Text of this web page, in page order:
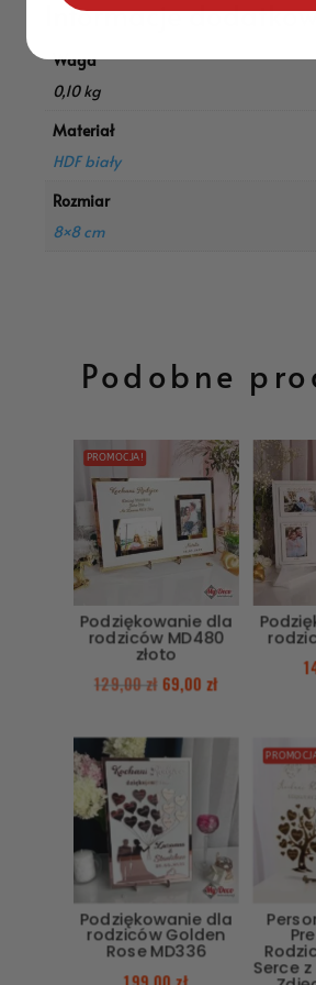
Informacje
Waga
0,10 kg
Materiał
HDF biały
Rozmiar
8×8 cm
Podobne
PROMOCJA!
Podziękowanie dla
rodziców MD480
złoto
129,00 zł 69,00 zł
Podziękowanie dla
rodziców Golden
Rose MD336
Serce